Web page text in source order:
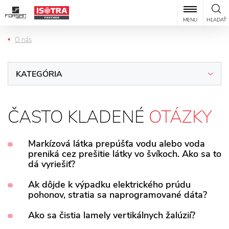
HĽADAŤ
MENU
O nás
KATEGÓRIA
ČASTO KLADENÉ OTÁZKY
Markízová látka prepúšťa vodu alebo voda
preniká cez prešitie látky vo švíkoch. Ako sa to
dá vyriešiť?
Vodopriepustnosť markízovej látky je rozdielna v
závislosti od použitého materiálu. Aj keď ide o tzv.
nepriepustné materiály (napr. pri košových
Ak dôjde k výpadku elektrického prúdu
pohonov, stratia sa naprogramované dáta?
Pri výpadku elektrického prúdu zostane pohon v
Ako sa čistia lamely vertikálnych žalúzií?